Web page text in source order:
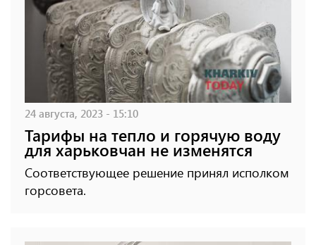
24 августа, 2023 - 15:10
Тарифы на тепло и горячую воду
для харьковчан не изменятся
Соответствующее решение принял исполком
горсовета.